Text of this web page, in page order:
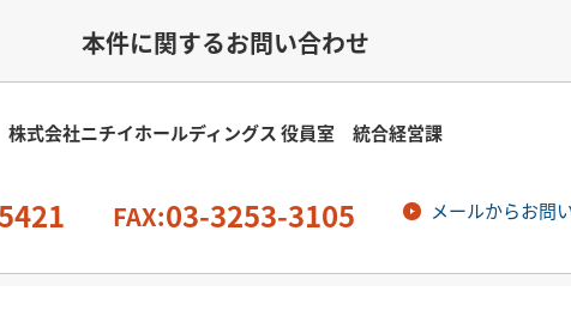
本件に関するお問い合わせ
株式会社ニチイホールディングス 役員室 統合経営課
FAX:03-3253-3105 メールからお問